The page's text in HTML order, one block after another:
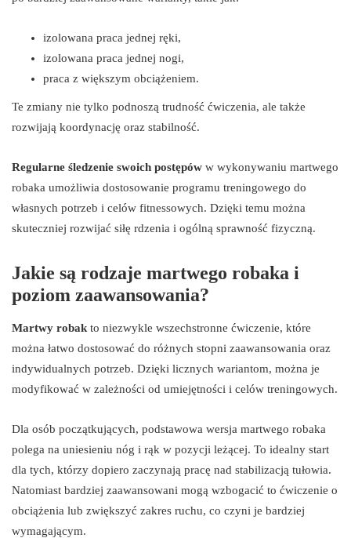
izolowana praca jednej ręki,
izolowana praca jednej nogi,
praca z większym obciążeniem.
Te zmiany nie tylko podnoszą trudność ćwiczenia, ale także
rozwijają koordynację oraz stabilność.
Regularne śledzenie swoich postępów w wykonywaniu martwego
robaka umożliwia dostosowanie programu treningowego do
własnych potrzeb i celów fitnessowych. Dzięki temu można
skuteczniej rozwijać siłę rdzenia i ogólną sprawność fizyczną.
Jakie są rodzaje martwego robaka i
poziom zaawansowania?
Martwy robak to niezwykle wszechstronne ćwiczenie, które
można łatwo dostosować do różnych stopni zaawansowania oraz
indywidualnych potrzeb. Dzięki licznych wariantom, można je
modyfikować w zależności od umiejętności i celów treningowych.
Dla osób początkujących, podstawowa wersja martwego robaka
polega na uniesieniu nóg i rąk w pozycji leżącej. To idealny start
dla tych, którzy dopiero zaczynają pracę nad stabilizacją tułowia.
Natomiast bardziej zaawansowani mogą wzbogacić to ćwiczenie o
obciążenia lub zwiększyć zakres ruchu, co czyni je bardziej
wymagającym.